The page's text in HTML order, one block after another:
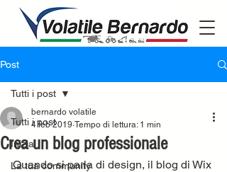
Post
Tutti i post
Inizia
La tua community
Tutti i post
Crea un blog professionale
bernardo volatile
4 feb 2019 Tempo di lettura: 1 min
Quando si parla di design, il blog di Wix